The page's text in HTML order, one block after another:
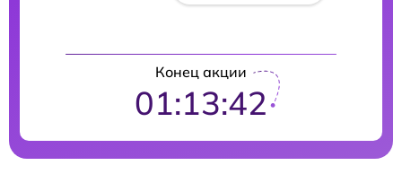
Конец акции
01:13:41